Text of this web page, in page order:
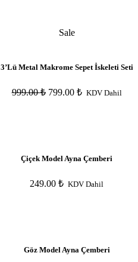
Sale
3’Lü Metal Makrome Sepet İskeleti Seti
999.00₺ 799.00 ₺ KDV Dahil
Çiçek Model Ayna Çemberi
249.00 ₺ KDV Dahil
Göz Model Ayna Çemberi